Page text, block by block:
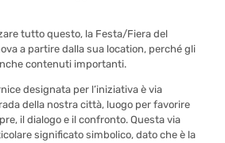
tutto questo, la Festa/Fiera del
a partire dalla sua location, perché gli
contenuti importanti.
designata per l’iniziativa è via
della nostra città, luogo per favorire
il dialogo e il confronto. Questa via
significato simbolico, dato che è la